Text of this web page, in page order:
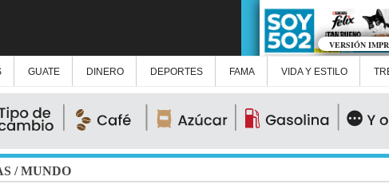
VERSIÓN
GUATE DINERO DEPORTES FAMA VIDA Y ESTILO
/MUNDO